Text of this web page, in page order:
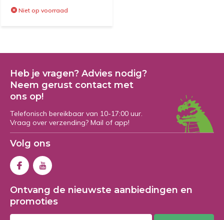
Niet op voorraad
Heb je vragen? Advies nodig?
Neem gerust contact met
ons op!
Telefonisch bereikbaar van 10-17:00 uur.
Vraag over verzending? Mail of app!
Volg ons
Ontvang de nieuwste aanbiedingen en
promoties